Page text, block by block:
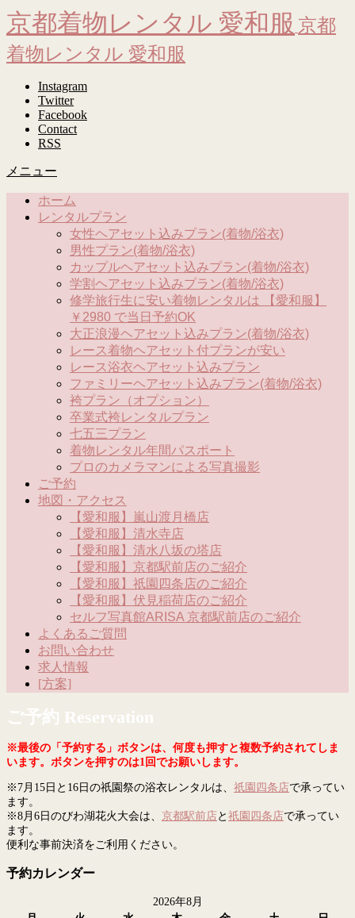
京都着物レンタル 愛和服 京都
着物レンタル 愛和服
Instagram
Twitter
Facebook
Contact
RSS
メニュー
ホーム
レンタルプラン
女性ヘアセット込みプラン(着物/浴衣)
男性プラン(着物/浴衣)
カップルヘアセット込みプラン(着物/浴衣)
学割ヘアセット込みプラン(着物/浴衣)
修学旅行生に安い着物レンタルは 【愛和服】
￥2980 で当日予約OK
大正浪漫ヘアセット込みプラン(着物/浴衣)
レース着物ヘアセット付プランが安い
レース浴衣ヘアセット込みプラン
ファミリーヘアセット込みプラン(着物/浴衣)
袴プラン（オプション）
卒業式袴レンタルプラン
七五三プラン
着物レンタル年間パスポート
プロのカメラマンによる写真撮影
ご予約
地図・アクセス
【愛和服】嵐山渡月橋店
【愛和服】清水寺店
【愛和服】清水八坂の塔店
【愛和服】京都駅前店のご紹介
【愛和服】祇園四条店のご紹介
【愛和服】伏見稲荷店のご紹介
セルフ写真館ARISA 京都駅前店のご紹介
よくあるご質問
お問い合わせ
求人情報
[方案]
ご予約 Reservation
※最後の「予約する」ボタンは、何度も押すと複数予約されてしま
います。ボタンを押すのは1回でお願いします。
※7月15日と16日の祇園祭の浴衣レンタルは、 祇園四条店で承ってい
ます。
※8月6日のびわ湖花火大会は、 京都駅前店 と 祇園四条店で承ってい
ます。
便利な事前決済をご利用ください。
予約カレンダー
2026年8月